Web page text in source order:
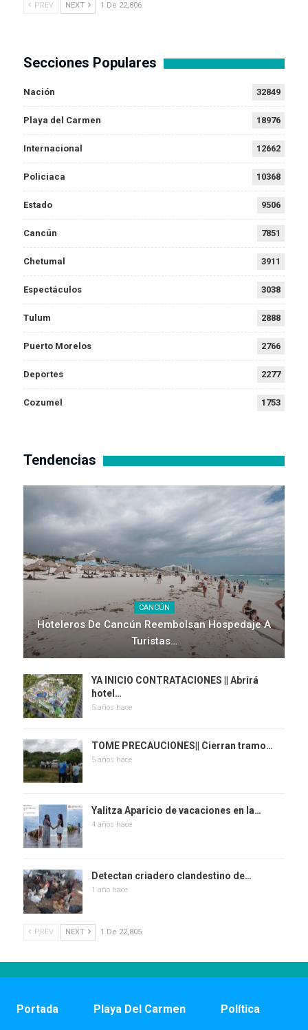
PREV NEXT 1 De 22,806
Secciones Populares
Nación 32849
Playa del Carmen 18976
Internacional 12662
Policiaca 10368
Estado 9506
Cancún 7851
Chetumal 3911
Espectáculos 3038
Tulum 2888
Puerto Morelos 2766
Deportes 2277
Cozumel 1753
Tendencias
CANCÚN
Hoteleros De Cancún Reembolsan Hospedaje A
Turistas…
YA INICIO CONTRATACIONES || Abrirá
hotel…
5 años hace
TOME PRECAUCIONES|| Cierran tramo…
5 años hace
Yalitza Aparicio de vacaciones en la…
4 años hace
Detectan criadero clandestino de…
1 año hace
PREV NEXT 1 De 22,805
Portada Playa Del Carmen Política